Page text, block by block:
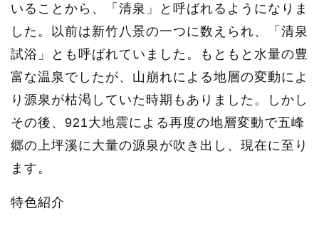
いることから、「清泉」と呼ばれるようになりま
した。以前は新竹八景の一つに数えられ、「清泉
試浴」とも呼ばれていました。もともと水量の豊
富な温泉でしたが、山崩れによる地層の変動によ
り源泉が枯渇していた時期もありました。しかし
その後、921大地震による再度の地層変動で五峰
郷の上坪溪に大量の源泉が吹き出し、現在に至り
ます。
特色紹介